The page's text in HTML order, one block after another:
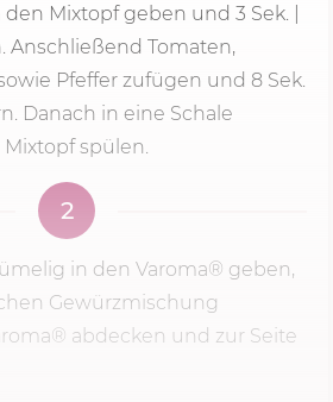
den Mixtopf geben und 3 Sek.
Anschließend Tomaten,
Pfeffer zufügen und 8 Sek.
Danach in eine Schale
spülen.
2
in den Varoma® geben,
Gewürzmischung
abdecken und zur Seite